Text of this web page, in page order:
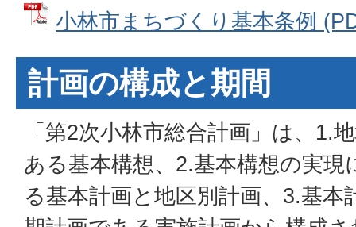
小林市まちづくり基本条例
計画の構成と期間
「第2次小林市総合計画」は、1.
ある基本構想、2.基本構想の実
る基本計画と地区別計画、3.基本